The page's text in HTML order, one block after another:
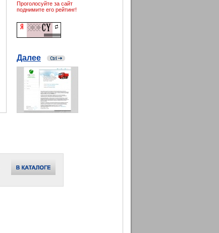
Проголосуйте за сайт
поднимите его рейтинг!
Далее